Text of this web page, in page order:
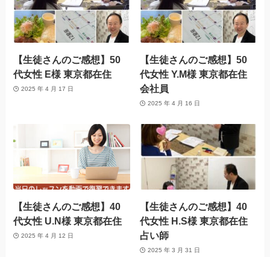
【生徒さんのご感想】50
代女性 E様 東京都在住
2025 年 4 月 17 日
【生徒さんのご感想】50
代女性 Y.M様 東京都在住
会社員
2025 年 4 月 16 日
【生徒さんのご感想】40
代女性 U.N様 東京都在住
2025 年 4 月 12 日
【生徒さんのご感想】40
代女性 H.S様 東京都在住
占い師
2025 年 3 月 31 日